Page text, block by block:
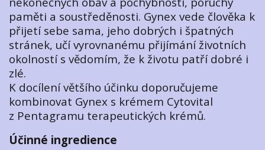
paměti a soustředěnosti. Gynex vede člověka k
přijetí sebe sama, jeho dobrých i špatných
stránek, učí vyrovnanému přijímání životních
okolností s vědomím, že k životu patří dobré i
zlé.
K docílení většího účinku doporučujeme
kombinovat Gynex s krémem Cytovital
z Pentagramu terapeutických krémů.
Účinné ingredience